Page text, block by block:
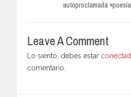
autoproclamada
Leave A Comment
Lo siento, debes estar
comentario.